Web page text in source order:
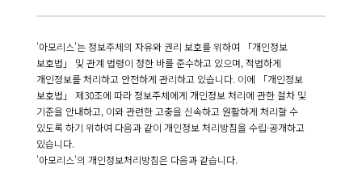
'아모리스'는 정보주체의 자유와 권리 보호를 위하여 「개인정보
보호법」 및 관계 법령이 정한 바를 준수하고 있으며, 적법하게
개인정보를 처리하고 안전하게 관리하고 있습니다. 이에 「개인정보
보호법」 제30조에 따라 정보주체에게 개인정보 처리에 관한 절차 및
기준을 안내하고, 이와 관련한 고충을 신속하고 원활하게 처리할 수
있도록 하기 위하여 다음과 같이 개인정보 처리방침을 수립·공개하고
있습니다.
'아모리스'의 개인정보처리방침은 다음과 같습니다.